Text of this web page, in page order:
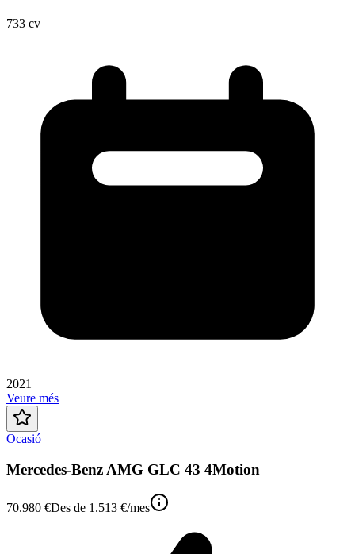
733 cv
2021
Veure més
Ocasió
Mercedes-Benz AMG GLC 43 4Motion
70.980 €Des de 1.513 €/mes